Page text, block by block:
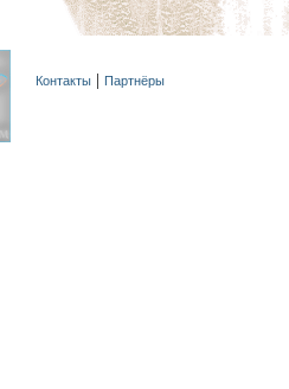
Контакты Партнёры